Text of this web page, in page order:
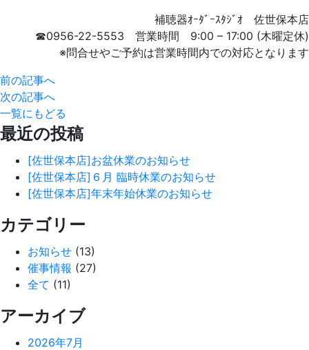
補聴器ｵｰﾀﾞｰｽﾀｼﾞｵ 佐世保本店
☎0956-22-5553 営業時間 9:00 – 17:00 (木曜定休)
※問合せやご予約は営業時間内での対応となります
前の記事へ
次の記事へ
一覧にもどる
最近の投稿
[佐世保本店]お盆休業のお知らせ
[佐世保本店]６月 臨時休業のお知らせ
[佐世保本店]年末年始休業のお知らせ
カテゴリー
お知らせ (13)
催事情報 (27)
全て (11)
アーカイブ
2026年7月